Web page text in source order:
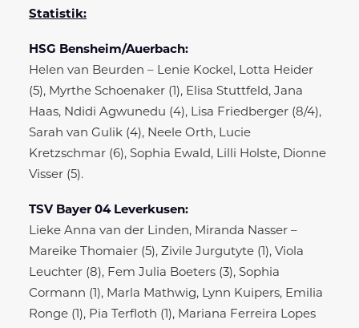
Statistik:
HSG Bensheim/Auerbach:
Helen van Beurden – Lenie Kockel, Lotta Heider
(5), Myrthe Schoenaker (1), Elisa Stuttfeld, Jana
Haas, Ndidi Agwunedu (4), Lisa Friedberger (8/4),
Sarah van Gulik (4), Neele Orth, Lucie
Kretzschmar (6), Sophia Ewald, Lilli Holste, Dionne
Visser (5).
TSV Bayer 04 Leverkusen:
Lieke Anna van der Linden, Miranda Nasser –
Mareike Thomaier (5), Zivile Jurgutyte (1), Viola
Leuchter (8), Fem Julia Boeters (3), Sophia
Cormann (1), Marla Mathwig, Lynn Kuipers, Emilia
Ronge (1), Pia Terfloth (1), Mariana Ferreira Lopes